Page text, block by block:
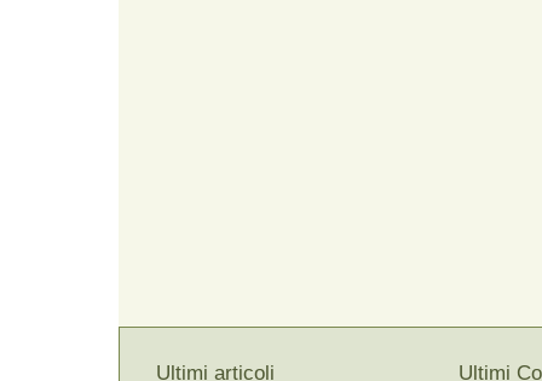
Ultimi articoli Ultimi